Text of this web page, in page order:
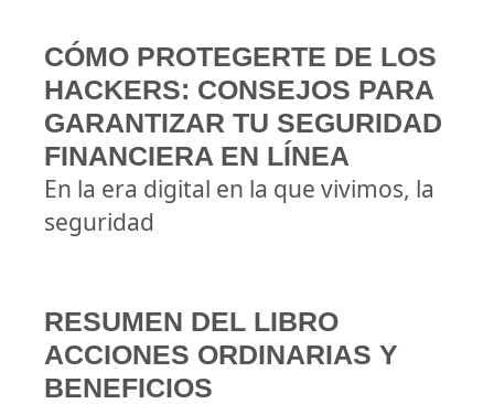
CÓMO PROTEGERTE DE LOS
HACKERS: CONSEJOS PARA
GARANTIZAR TU SEGURIDAD
FINANCIERA EN LÍNEA
En la era digital en la que vivimos, la
seguridad
RESUMEN DEL LIBRO
ACCIONES ORDINARIAS Y
BENEFICIOS